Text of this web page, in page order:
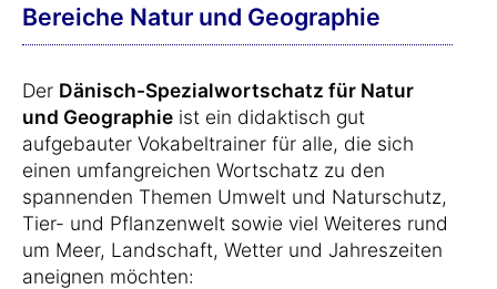
Bereiche Natur und Geographie
Der Dänisch-Spezialwortschatz für Natur
und Geographie ist ein didaktisch gut
aufgebauter Vokabeltrainer für alle, die sich
einen umfangreichen Wortschatz zu den
spannenden Themen Umwelt und Naturschutz,
Tier- und Pflanzenwelt sowie viel Weiteres rund
um Meer, Landschaft, Wetter und Jahreszeiten
aneignen möchten: